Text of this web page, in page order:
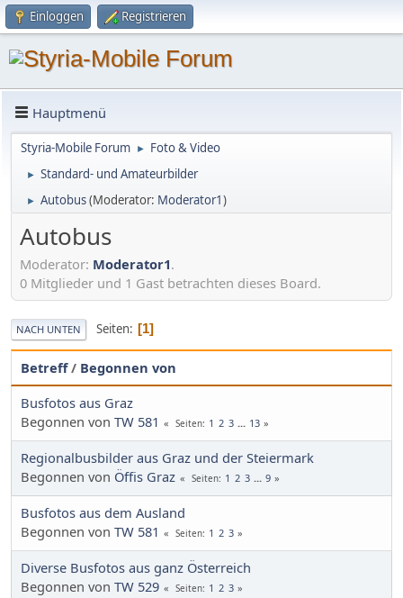
Einloggen Registrieren
Hauptmenü
Styria-Mobile Forum ► Foto & Video
► Standard- und Amateurbilder
► Autobus(Moderator: Moderator1)
Autobus
Moderator: Moderator1.
0 Mitglieder und 1 Gast betrachten dieses Board.
NACH UNTEN Seiten 1
Betreff/ Begonnen von
Busfotos aus Graz
Begonnen von TW 581 Seiten 1 2 3 ... 13
Regionalbusbilder aus Graz und der Steiermark
Begonnen von Öffis Graz Seiten 1 2 3 ... 9
Busfotos aus dem Ausland
Begonnen von TW 581 Seiten 1 2 3
Diverse Busfotos aus ganz Österreich
Begonnen von TW 529 Seiten 1 2 3